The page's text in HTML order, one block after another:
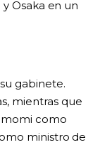
Osaka en un
gabinete.
mientras que
como
ministro de